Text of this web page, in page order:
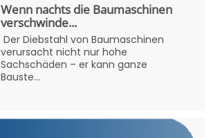
Wenn nachts die Baumaschinen
verschwinde...
Der Diebstahl von Baumaschinen
verursacht nicht nur hohe
Sachschäden – er kann ganze
Bauste...